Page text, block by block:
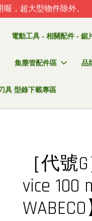
，超大型物件除外。
電動工具 - 相關配件 - 鋸
集塵管配件區 品
具 型錄下載專區
［代號
vice 100
WABECO